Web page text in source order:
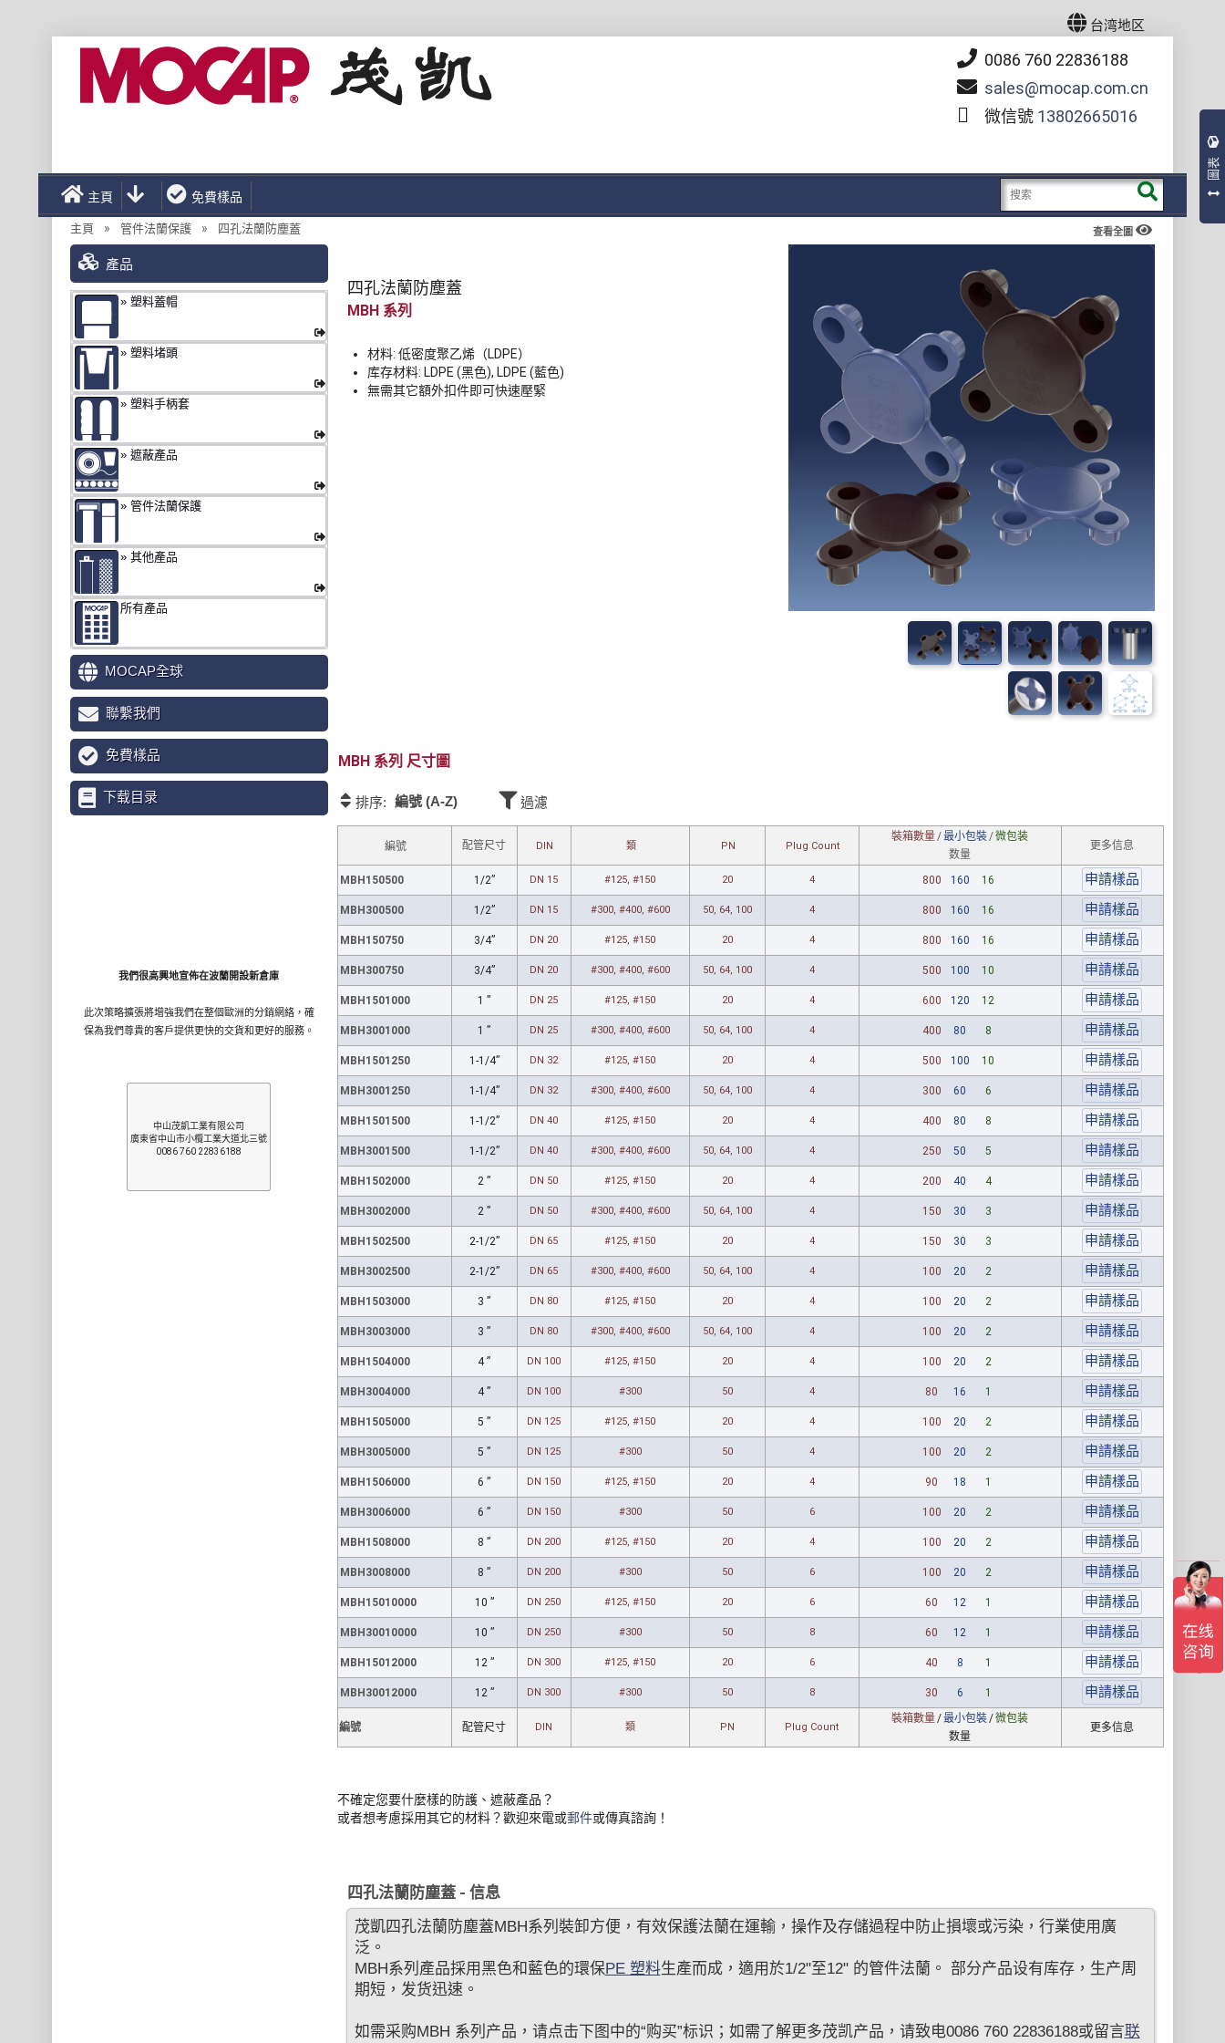
台湾地区
0086 760 22836188
sales
mocap.com.cn
微信號 13802665016
主頁 免費樣品
主頁 » 管件法蘭保護 » 四孔法蘭防塵蓋
四孔法蘭防塵蓋
MBH
查看全圖
材料: 低密度聚乙烯（LDPE）
库存材料: LDPE (黑色), LDPE (藍色)
無需其它額外扣件即可快速壓緊
MBH 尺寸圖
排序: 編號 (A-Z) 過濾
編號 配管尺寸 DIN 類 PN Plug Count
裝箱數量/最小包裝/微包装
数量
更多信息
MBH150500 1/2” DN 15 #125, #150 20 4 800 160 16
MBH300500 1/2” DN 15 #300, #400, #600 50, 64, 100 4 800 160 16
MBH150750 3/4” DN 20 #125, #150 20 4 800 160 16
MBH300750 3/4” DN 20 #300, #400, #600 50, 64, 100 4 500 100 10
MBH1501000 1 ” DN 25 #125, #150 20 4 600 120 12
MBH3001000 1 ” DN 25 #300, #400, #600 50, 64, 100 4 400 80 8
MBH1501250 1-1/4” DN 32 #125, #150 20 4 500 100 10
MBH3001250 1-1/4” DN 32 #300, #400, #600 50, 64, 100 4 300 60 6
MBH1501500 1-1/2” DN 40 #125, #150 20 4 400 80 8
MBH3001500 1-1/2” DN 40 #300, #400, #600 50, 64, 100 4 250 50 5
MBH1502000 2 ” DN 50 #125, #150 20 4 200 40 4
MBH3002000 2 ” DN 50 #300, #400, #600 50, 64, 100 4 150 30 3
MBH1502500 2-1/2” DN 65 #125, #150 20 4 150 30 3
MBH3002500 2-1/2” DN 65 #300, #400, #600 50, 64, 100 4 100 20 2
MBH1503000 3 ” DN 80 #125, #150 20 4 100 20 2
MBH3003000 3 ” DN 80 #300, #400, #600 50, 64, 100 4 100 20 2
MBH1504000 4 ” DN 100 #125, #150 20 4 100 20 2
MBH3004000 4 ” DN 100 #300 50 4 80 16 1
MBH1505000 5 ” DN 125 #125, #150 20 4 100 20 2
MBH3005000 5 ” DN 125 #300 50 4 100 20 2
MBH1506000 6 ” DN 150 #125, #150 20 4 90 18 1
MBH3006000 6 ” DN 150 #300 50 6 100 20 2
MBH1508000 8 ” DN 200 #125, #150 20 4 100 20 2
MBH3008000 8 ” DN 200 #300 50 6 100 20 2
MBH15010000 10 ” DN 250 #125, #150 20 6 60 12 1
MBH30010000 10 ” DN 250 #300 50 8 60 12 1
MBH15012000 12 ” DN 300 #125, #150 20 6 40 8 1
MBH30012000 12 ” DN 300 #300 50 8 30 6 1
編號 配管尺寸 DIN 類 PN Plug Count
裝箱數量/最小包裝/微包装
数量
更多信息
不確定您要什麼樣的防護、遮蔽產品？
或者想考慮採用其它的材料？歡迎來電或郵件或傳真諮詢！
四孔法蘭防塵蓋 - 信息
茂凱四孔法蘭防塵蓋MBH系列裝卸方便，有效保護法蘭在運輸，操作及存儲過程中防止損壞或污染，行業使用廣
泛。
MBH系列產品採用黑色和藍色的環保PE 塑料生產而成，適用於1/2"至12" 的管件法蘭。 部分产品设有库存，生产周
期短，发货迅速。
如需采购MBH 系列产品，请点击下图中的“购买”标识；如需了解更多茂凯产品，请致电0086 760 22836188或留言联
產品
塑料蓋帽
塑料堵頭
塑料手柄套
遮蔽產品
管件法蘭保護
其他產品
所有產品
MOCAP全球
聯繫我們
免費樣品
下载目录
我們很高興地宣佈在波蘭開設新倉庫
此次策略擴張將增強我們在整個歐洲的分銷網絡，確
保為我們尊貴的客戶提供更快的交貨和更好的服務。
中山茂凱工業有限公司
廣東省中山市小欖工業大道北三號
0086 760 22836188
圖表